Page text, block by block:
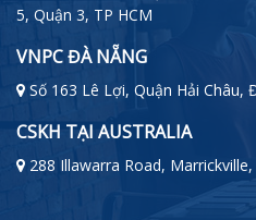
5, Quận 3, TP HCM
VNPC ĐÀ NẴNG
Số 163 Lê Lợi, Quận Hải Châu,
CSKH TẠI AUSTRALIA
288 Illawarra Road,